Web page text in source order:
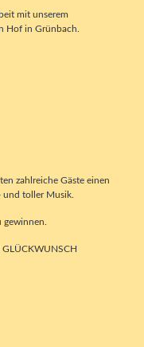
mit unserem
Hof in Grünbach.
zahlreiche Gäste einen
und toller Musik.
gewinnen.